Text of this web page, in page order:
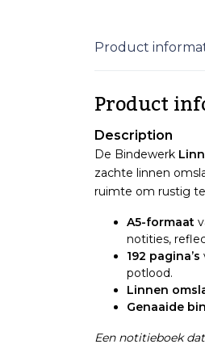
Product
Product
Description
De Bindewerk
zachte linnen
ruimte om rustig
A5-formaat
notities,
192 pagina’s
potlood.
Linnen
Genaaide
Een notitieboek